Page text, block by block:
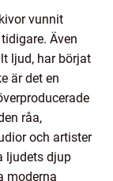
vunnit
Även
ljud, har börjat
är det en
råa,
och artister
ljudets djup
moderna